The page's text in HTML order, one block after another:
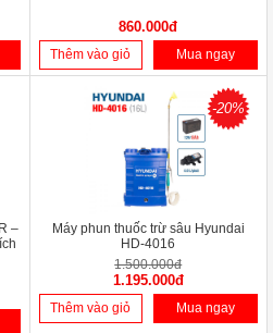
860.000đ
Thêm vào giỏ Mua ngay
–
-20%
Máy phun thuốc trừ sâu Hyundai
HD-4016
1.500.000đ
1.195.000đ
Thêm vào giỏ Mua ngay